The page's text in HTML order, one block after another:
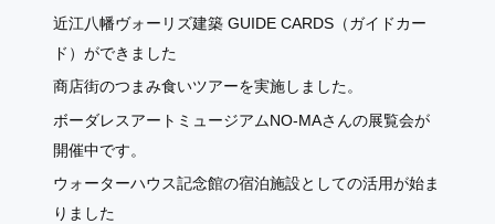
近江八幡ヴォーリズ建築 GUIDE CARDS（ガイドカー
ド）ができました
商店街のつまみ食いツアーを実施しました。
ボーダレスアートミュージアムNO-MAさんの展覧会が
開催中です。
ウォーターハウス記念館の宿泊施設としての活用が始ま
りました